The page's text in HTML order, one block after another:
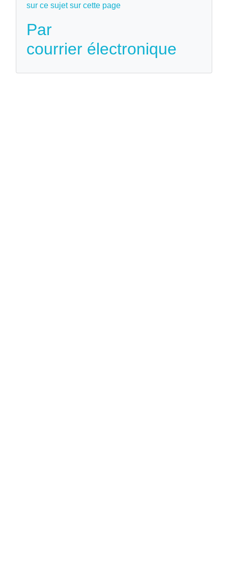
sur ce sujet sur cette page
Par
courrier électronique